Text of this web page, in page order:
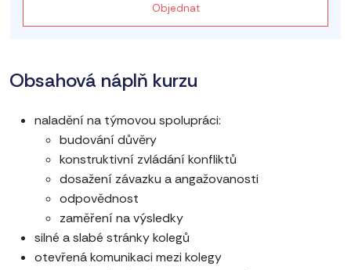
Objednat
Obsahová náplň kurzu
naladění na týmovou spolupráci:
budování důvěry
konstruktivní zvládání konfliktů
dosažení závazku a angažovanosti
odpovědnost
zaměření na výsledky
silné a slabé stránky kolegů
otevřená komunikaci mezi kolegy